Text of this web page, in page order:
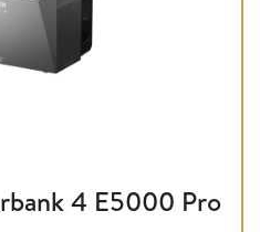
4 E5000 Pro